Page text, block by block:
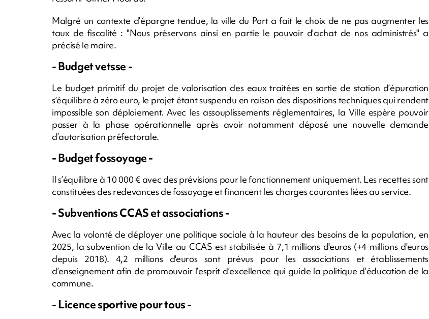
Malgré un contexte d’épargne tendue, la ville du Port a fait le choix de ne pas augmenter les
taux de fiscalité : "Nous préservons ainsi en partie le pouvoir d’achat de nos administrés" a
précisé le maire.
- Budget vetsse -
Le budget primitif du projet de valorisation des eaux traitées en sortie de station d’épuration
s’équilibre à zéro euro, le projet étant suspendu en raison des dispositions techniques qui rendent
impossible son déploiement. Avec les assouplissements réglementaires, la Ville espère pouvoir
passer à la phase opérationnelle après avoir notamment déposé une nouvelle demande
d’autorisation préfectorale.
- Budget fossoyage -
Il s’équilibre à 10 000 € avec des prévisions pour le fonctionnement uniquement. Les recettes sont
constituées des redevances de fossoyage et financent les charges courantes liées au service.
- Subventions CCAS et associations -
Avec la volonté de déployer une politique sociale à la hauteur des besoins de la population, en
2025, la subvention de la Ville au CCAS est stabilisée à 7,1 millions d'euros (+4 millions d'euros
depuis 2018). 4,2 millions d'euros sont prévus pour les associations et établissements
d’enseignement afin de promouvoir l’esprit d’excellence qui guide la politique d’éducation de la
commune.
- Licence sportive pour tous -